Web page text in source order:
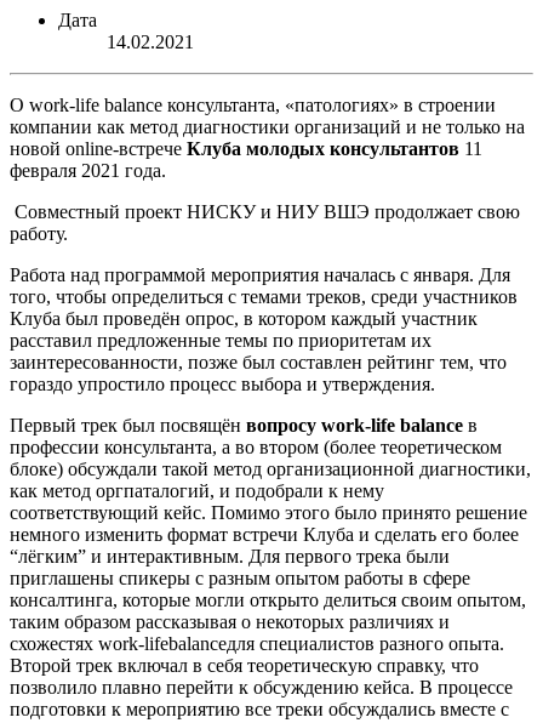
Дата
14.02.2021
О work-life balance консультанта, «патологиях» в строении
компании как метод диагностики организаций и не только на
новой online-встрече Клуба молодых консультантов 11
февраля 2021 года.
Совместный проект НИСКУ и НИУ ВШЭ продолжает свою
работу.
Работа над программой мероприятия началась с января. Для
того, чтобы определиться с темами треков, среди участников
Клуба был проведён опрос, в котором каждый участник
расставил предложенные темы по приоритетам их
заинтересованности, позже был составлен рейтинг тем, что
гораздо упростило процесс выбора и утверждения.
Первый трек был посвящён вопросу work-life balance в
профессии консультанта, а во втором (более теоретическом
блоке) обсуждали такой метод организационной диагностики,
как метод оргпаталогий, и подобрали к нему
соответствующий кейс. Помимо этого было принято решение
немного изменить формат встречи Клуба и сделать его более
“лёгким” и интерактивным. Для первого трека были
приглашены спикеры с разным опытом работы в сфере
консалтинга, которые могли открыто делиться своим опытом,
таким образом рассказывая о некоторых различиях и
схожестях work-lifebalanceдля специалистов разного опыта.
Второй трек включал в себя теоретическую справку, что
позволило плавно перейти к обсуждению кейса. В процессе
подготовки к мероприятию все треки обсуждались вместе с